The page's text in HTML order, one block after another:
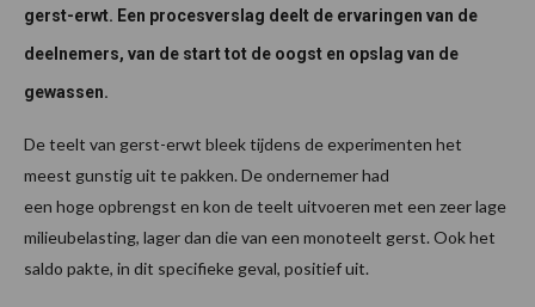
gerst-erwt. Een procesverslag deelt de ervaringen van de
deelnemers, van de start tot de oogst en opslag van de
gewassen.
De teelt van gerst-erwt bleek tijdens de experimenten het
meest gunstig uit te pakken. De ondernemer had
een hoge opbrengst en kon de teelt uitvoeren met een zeer lage
milieubelasting, lager dan die van een monoteelt gerst. Ook het
saldo pakte, in dit specifieke geval, positief uit.